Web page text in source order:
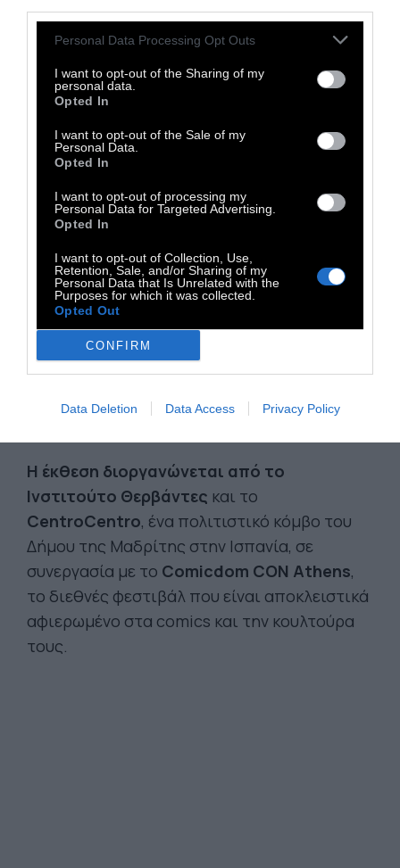
Personal Data Processing Opt Outs
I want to opt-out of the Sharing of my
personal data.
Opted In
I want to opt-out of the Sale of my
Personal Data.
Opted In
I want to opt-out of processing my
Personal Data for Targeted Advertising.
Opted In
I want to opt-out of Collection, Use,
Retention, Sale, and/or Sharing of my
Personal Data that Is Unrelated with the
Purposes for which it was collected.
Opted Out
CONFIRM
Data Deletion Data Access Privacy Policy
λειτουργήσει στη Βιβλιοθήκη «Juan Carlos
Onetti» μια συμπληρωματική βιβλιογραφική
έκθεση. Σε αυτήν θα παρουσιαστούν
εκδόσεις και δημοσιεύσεις των ίδιων των
δημιουργών που συμμετέχουν, δίνοντας στο
κοινό την ευκαιρία να γνωρίσει σε βάθος το
Η έκθεση διοργανώνεται από το
Ινστιτούτο Θερβάντες και το
CentroCentro, ένα πολιτιστικό κόμβο του
Δήμου της Μαδρίτης στην Ισπανία, σε
συνεργασία με το Comicdom CON Athens,
το διεθνές φεστιβάλ που είναι αποκλειστικά
αφιερωμένο στα comics και την κουλτούρα
τους.